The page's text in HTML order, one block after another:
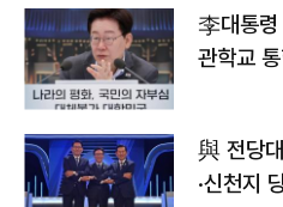
李대통령
관학교
與 전당
·신천지